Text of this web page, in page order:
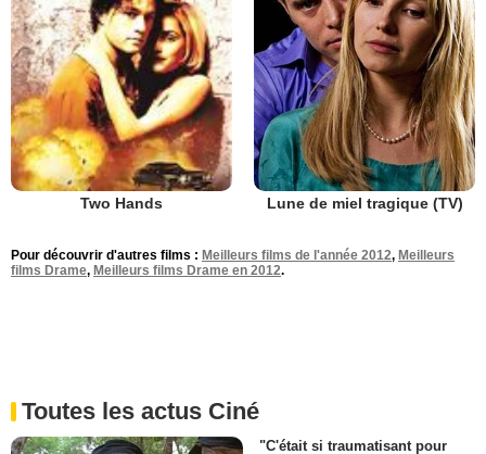
Two Hands Lune de miel tragique (TV)
Pour découvrir d'autres films : Meilleurs films de l'année 2012, Meilleurs
films Drame, Meilleurs films Drame en 2012.
Toutes les actus Ciné
"C'était si traumatisant pour